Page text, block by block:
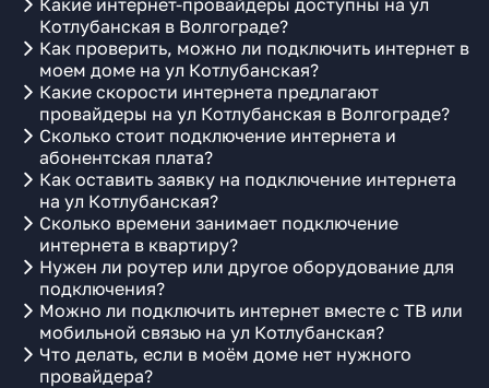
Какие интернет-провайдеры доступны на ул
Котлубанская в Волгограде?
Как проверить, можно ли подключить интернет в
моем доме на ул Котлубанская?
Какие скорости интернета предлагают
провайдеры на ул Котлубанская в Волгограде?
Сколько стоит подключение интернета и
абонентская плата?
Как оставить заявку на подключение интернета
на ул Котлубанская?
Сколько времени занимает подключение
интернета в квартиру?
Нужен ли роутер или другое оборудование для
подключения?
Можно ли подключить интернет вместе с ТВ или
мобильной связью на ул Котлубанская?
Что делать, если в моём доме нет нужного
провайдера?